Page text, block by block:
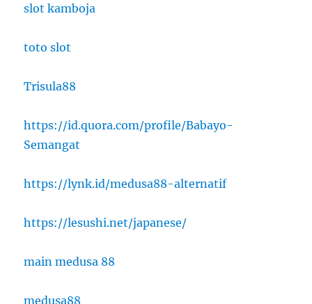
slot kamboja
toto slot
Trisula88
https://id.quora.com/profile/Babayo-
Semangat
https://lynk.id/medusa88-alternatif
https://lesushi.net/japanese/
main medusa 88
medusa88